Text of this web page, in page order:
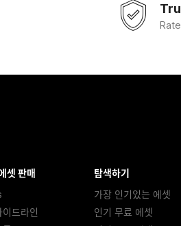
셋 판매
드라인
탐색하기
가장 인기있는 에셋
인기 무료 에셋